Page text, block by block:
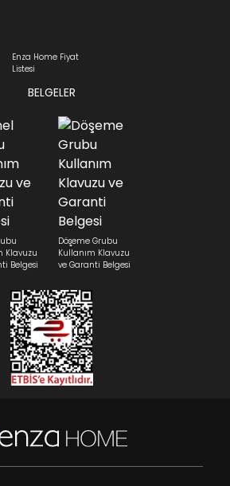
Enza Home Fiyat
Listesi
BELGELER
Klavuzu
Belgesi
Döşeme Grubu
Kullanım Klavuzu
ve Garanti Belgesi